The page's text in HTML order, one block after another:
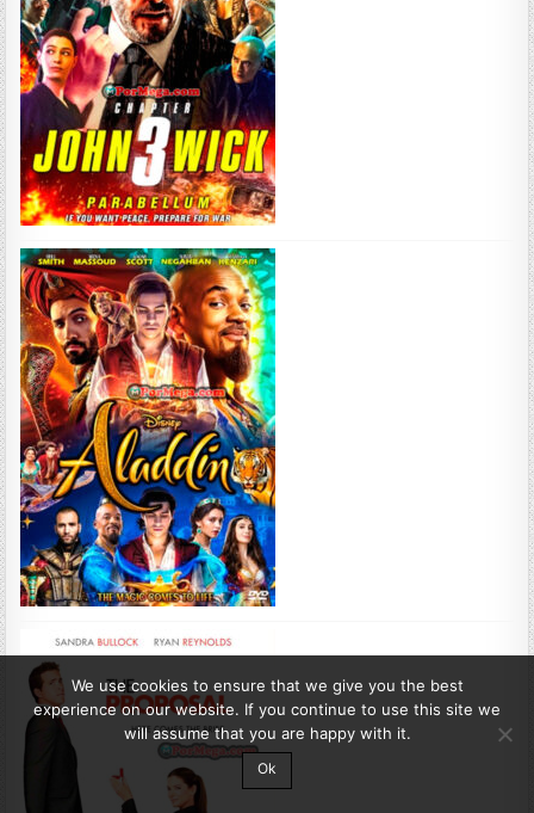
We use cookies to ensure that we give you the best
experience on our website. If you continue to use this site we
will assume that you are happy with it.
Ok